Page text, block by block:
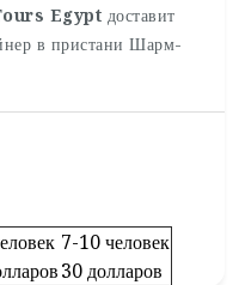
Egypt доставит
в пристани Шарм-
7-10 человек
30 долларов